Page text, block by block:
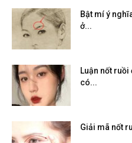
Bật mí ý
ở...
Luận nốt
có...
Giải mã nốt